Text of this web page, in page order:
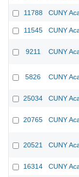
11788 CUNY
11545 CUNY
9211 CUNY
5826 CUNY
25034 CUNY
20765 CUNY
20521 CUNY
16314 CUNY